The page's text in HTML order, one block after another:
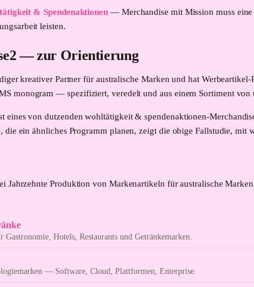
& Spendenaktionen — Merchandise mit Mission muss
leisten.
—zur Orientierung
kreativer Partner für australische Marken und hat
monogram — spezifiziert, veredelt und aus einem Sortiment
eines von dutzenden wohltätigkeit & spendenaktionen-
ein ähnliches Programm planen, zeigt die obige Fallstudie, mit
Jahrzehnte Produktion von Markenartikeln für australische
Gastronomie, Hotels, Restaurants und Getränkemarken.
— Software, Cloud, Plattformen, Enterprise.